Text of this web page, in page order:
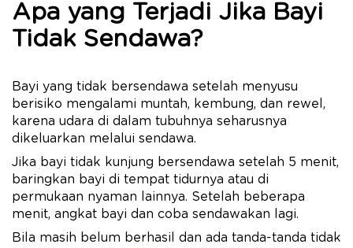
Apa yang Terjadi Jika Bayi
Tidak Sendawa?
Bayi yang tidak bersendawa setelah menyusu
berisiko mengalami muntah, kembung, dan rewel,
karena udara di dalam tubuhnya seharusnya
dikeluarkan melalui sendawa.
Jika bayi tidak kunjung bersendawa setelah 5 menit,
baringkan bayi di tempat tidurnya atau di
permukaan nyaman lainnya. Setelah beberapa
menit, angkat bayi dan coba sendawakan lagi.
Bila masih belum berhasil dan ada tanda-tanda tidak